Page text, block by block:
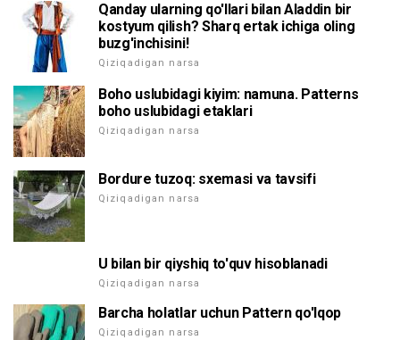
Qanday ularning qo'llari bilan Aladdin bir
kostyum qilish? Sharq ertak ichiga oling
buzg'inchisini!
Qiziqadigan narsa
Boho uslubidagi kiyim: namuna. Patterns
boho uslubidagi etaklari
Qiziqadigan narsa
Bordure tuzoq: sxemasi va tavsifi
Qiziqadigan narsa
U bilan bir qiyshiq to'quv hisoblanadi
Qiziqadigan narsa
Barcha holatlar uchun Pattern qo'lqop
Qiziqadigan narsa